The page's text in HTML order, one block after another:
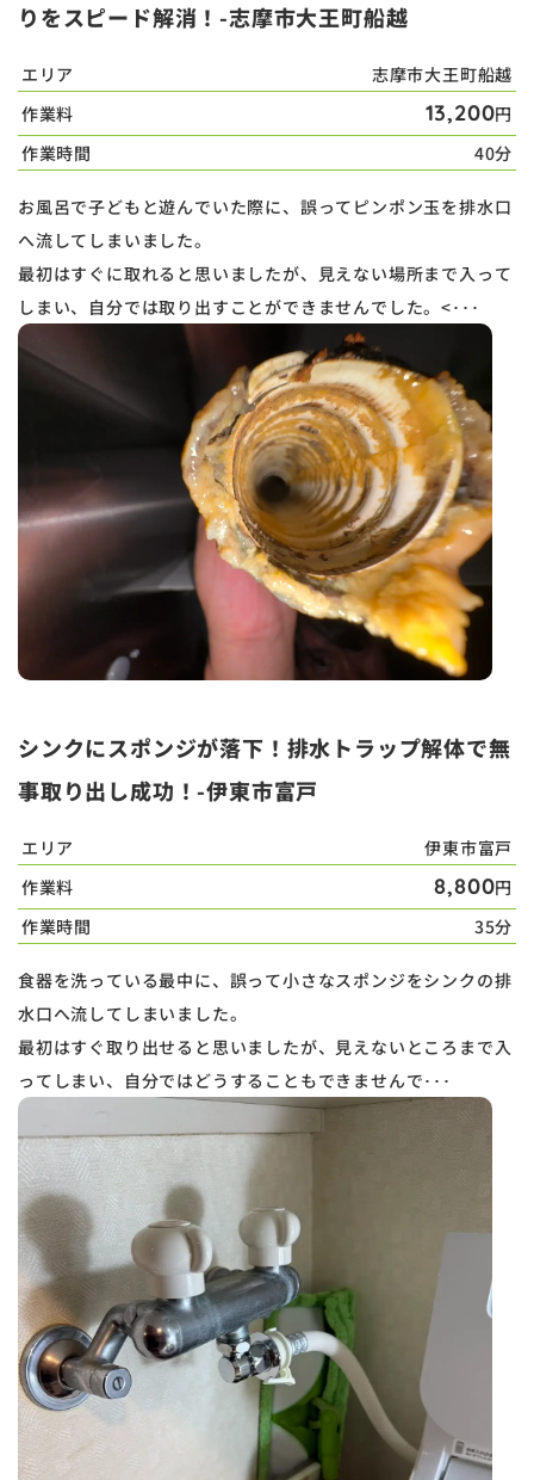
りをスピード解消！-志摩市大王町船越
エリア
志摩市大王町船越
作業料
13,200円
作業時間
40分
お風呂で子どもと遊んでいた際に、誤ってピンポン玉を排水口
へ流してしまいました。
最初はすぐに取れると思いましたが、見えない場所まで入って
しまい、自分では取り出すことができませんでした。<･･･
シンクにスポンジが落下！排水トラップ解体で無
事取り出し成功！-伊東市富戸
エリア
伊東市富戸
作業料
8,800円
作業時間
35分
食器を洗っている最中に、誤って小さなスポンジをシンクの排
水口へ流してしまいました。
最初はすぐ取り出せると思いましたが、見えないところまで入
ってしまい、自分ではどうすることもできませんで･･･